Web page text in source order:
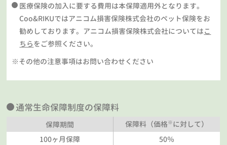
医療保険の加入に要する費用は本保障適用外となります。
Coo&RIKUではアニコム損害保険株式会社のペット保険をお
勧めしております。アニコム損害保険株式会社についてはこ
ちらをご参照ください。
※その他の注意事項はお問い合わせください
通常生命保障制度の保障料
保障期間 保障料（価格※に対して）
100ヶ月保障
50％